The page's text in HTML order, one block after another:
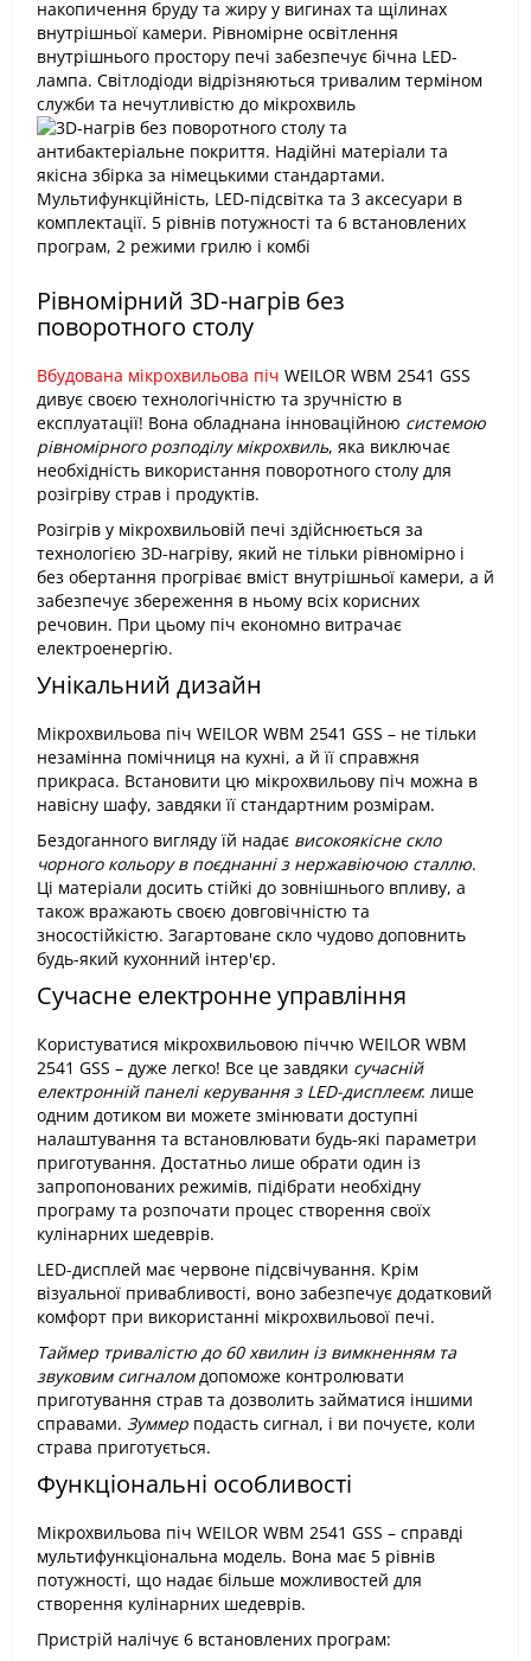
Рівномірний 3D-нагрів без
поворотного столу
Вбудована мікрохвильова піч WEILOR WBM 2541 GSS
дивує своєю технологічністю та зручністю в
експлуатації! Вона обладнана інноваційною системою
рівномірного розподілу мікрохвиль, яка виключає
необхідність використання поворотного столу для
розігріву страв і продуктів.
Розігрів у мікрохвильовій печі здійснюється за
технологією 3D-нагріву, який не тільки рівномірно і
без обертання прогріває вміст внутрішньої камери, а й
забезпечує збереження в ньому всіх корисних
речовин. При цьому піч економно витрачає
електроенергію.
Унікальний дизайн
Мікрохвильова піч WEILOR WBM 2541 GSS – не тільки
незамінна помічниця на кухні, а й її справжня
прикраса. Встановити цю мікрохвильову піч можна в
навісну шафу, завдяки її стандартним розмірам.
Бездоганного вигляду їй надає високоякісне скло
чорного кольору в поєднанні з нержавіючою сталлю.
Ці матеріали досить стійкі до зовнішнього впливу, а
також вражають своєю довговічністю та
зносостійкістю. Загартоване скло чудово доповнить
будь-який кухонний інтер'єр.
Сучасне електронне управління
Користуватися мікрохвильовою піччю WEILOR WBM
2541 GSS – дуже легко! Все це завдяки сучасній
електронній панелі керування з LED-дисплеєм: лише
одним дотиком ви можете змінювати доступні
налаштування та встановлювати будь-які параметри
приготування. Достатньо лише обрати один із
запропонованих режимів, підібрати необхідну
програму та розпочати процес створення своїх
кулінарних шедеврів.
LED-дисплей має червоне підсвічування. Крім
візуальної привабливості, воно забезпечує додатковий
комфорт при використанні мікрохвильової печі.
Таймер тривалістю до 60 хвилин із вимкненням та
звуковим сигналомдопоможе контролювати
приготування страв та дозволить займатися іншими
справами. Зуммер подасть сигнал, і ви почуєте, коли
страва приготується.
Функціональні особливості
Мікрохвильова піч WEILOR WBM 2541 GSS – справді
мультифункціональна модель. Вона має 5 рівнів
потужності, що надає більше можливостей для
створення кулінарних шедеврів.
Пристрій налічує 6 встановлених програм: